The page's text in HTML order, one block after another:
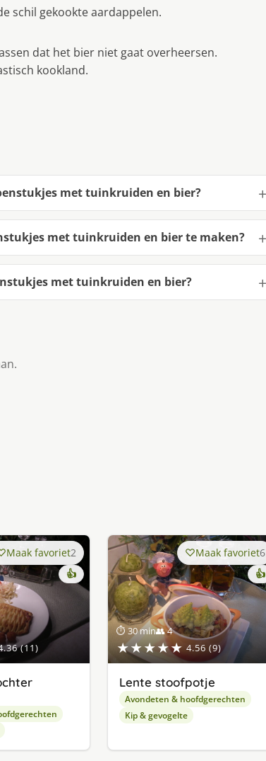
schil gekookte aardappelen.
dat het bier niet gaat overheersen.
kookland.
met tuinkruiden en bier?
met tuinkruiden en bier te maken?
met tuinkruiden en bier?
(11)
Maak favoriet2
👍
⏱ 30 min👥 4
★★★★★ 4.56 (9)
Maak favoriet6
👍
Lente stoofpotje
Avondeten & hoofdgerechten
Kip & gevogelte